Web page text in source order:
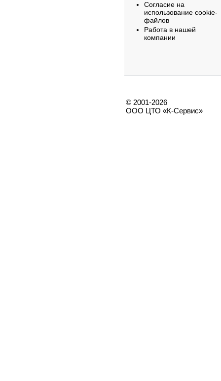
Согласие на
использование cookie-
файлов
Работа в нашей
компании
© 2001-2026
ООО ЦТО «К-Сервис»